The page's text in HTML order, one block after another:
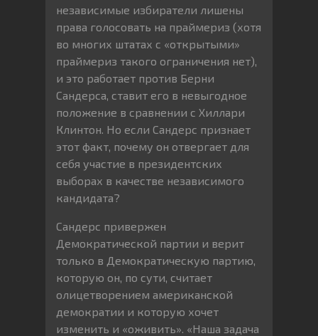
независимые избиратели лишены
права голосовать на праймериз (хотя
во многих штатах с «открытыми»
праймериз такого ограничения нет),
и это работает против Берни
Сандерса, ставит его в невыгодное
положение в сравнении с Хиллари
Клинтон. Но если Сандерс признает
этот факт, почему он отвергает для
себя участие в президентских
выборах в качестве независимого
кандидата?
Сандерс привержен
Демократической партии и верит
только в Демократическую партию,
которую он, по сути, считает
олицетворением американской
демократии и которую хочет
изменить и «оживить». «Наша задача